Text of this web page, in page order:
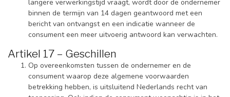
langere verwerkingstijd vraagt, wordt door de ondernemer
binnen de termijn van 14 dagen geantwoord met een
bericht van ontvangst en een indicatie wanneer de
consument een meer uitvoerig antwoord kan verwachten.
Artikel 17 – Geschillen
Op overeenkomsten tussen de ondernemer en de
consument waarop deze algemene voorwaarden
betrekking hebben, is uitsluitend Nederlands recht van